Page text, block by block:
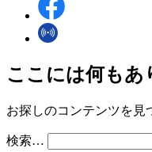
ここには何もあ
お探しのコンテンツを見
検索…